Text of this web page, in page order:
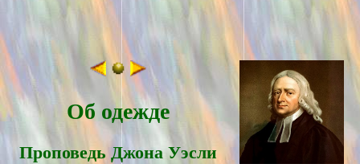
Об одежде
Проповедь Джона Уэсли